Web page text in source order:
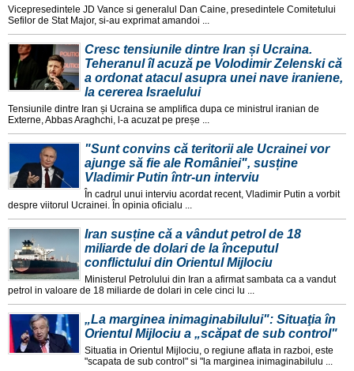
Vicepresedintele JD Vance si generalul Dan Caine, presedintele Comitetului
Sefilor de Stat Major, si-au exprimat amandoi ...
Cresc tensiunile dintre Iran și Ucraina.
Teheranul îl acuză pe Volodimir Zelenski că
a ordonat atacul asupra unei nave iraniene,
la cererea Israelului
Tensiunile dintre Iran și Ucraina se amplifica dupa ce ministrul iranian de
Externe, Abbas Araghchi, l-a acuzat pe preșe ...
"Sunt convins că teritorii ale Ucrainei vor
ajunge să fie ale României", susține
Vladimir Putin într-un interviu
În cadrul unui interviu acordat recent, Vladimir Putin a vorbit
despre viitorul Ucrainei. În opinia oficialu ...
Iran susține că a vândut petrol de 18
miliarde de dolari de la începutul
conflictului din Orientul Mijlociu
Ministerul Petrolului din Iran a afirmat sambata ca a vandut
petrol in valoare de 18 miliarde de dolari in cele cinci lu ...
„La marginea inimaginabilului": Situaţia în
Orientul Mijlociu a „scăpat de sub control"
Situatia in Orientul Mijlociu, o regiune aflata in razboi, este
"scapata de sub control" si "la marginea inimaginabilulu ...